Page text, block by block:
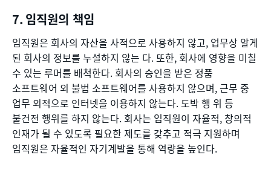
임직원의 책임
임직원은 회사의 자산을 사적으로 사용하지 않고, 업무상 알게
된 회사의 정보를 누설하지 않는 다. 또한, 회사에 영향을 미칠
수 있는 루머를 배척한다. 회사의 승인을 받은 정품
소프트웨어 외 불법 소프트웨어를 사용하지 않으며, 근무 중
업무 외적으로 인터넷을 이용하지 않는다. 도박 행 위 등
불건전 행위를 하지 않는다. 회사는 임직원이 자율적, 창의적
인재가 될 수 있도록 필요한 제도를 갖추고 적극 지원하며
임직원은 자율적인 자기계발을 통해 역량을 높인다.